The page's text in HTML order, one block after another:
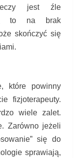
jest źle
to na brak
skończyć się
które powinny
fizjoterapeuty.
wiele zalet.
Zarówno jeżeli
się do
sprawiają,